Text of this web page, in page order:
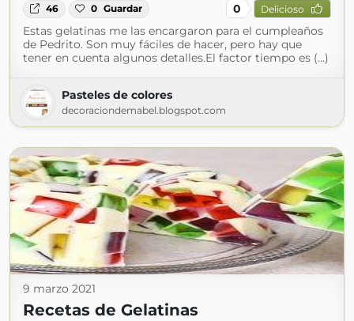
46 0 Guardar 0 Delicioso
Estas gelatinas me las encargaron para el cumpleaños
de Pedrito. Son muy fáciles de hacer, pero hay que
tener en cuenta algunos detalles.El factor tiempo es (...)
Pasteles de colores
decoraciondemabel.blogspot.com
9 marzo 2021
Recetas de Gelatinas